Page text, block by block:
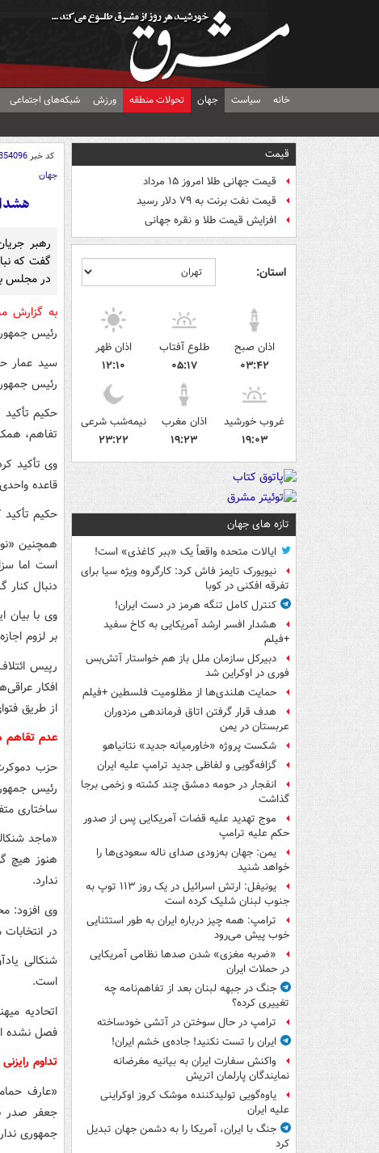
خانه سیاست جهان تحولات منطقه ورزش شبکه‌های اجتماعی
قیمت
قیمت جهانی طلا امروز ۱۵ مرداد
قیمت نفت برنت به ۷۹ دلار رسید
افزایش قیمت طلا و نقره جهانی
استان:
اذان صبح
۰۳:۴۲
طلوع آفتاب
۰۵:۱۷
اذان ظهر
۱۲:۱۰
غروب خورشید
۱۹:۰۳
اذان مغرب
۱۹:۲۳
نیمه‌شب شرعی
۲۳:۲۲
تازه های جهان
ایالات متحده واقعاً یک «ببر کاغذی» است!
نیویورک تایمز فاش کرد: کارگروه ویژه سیا برای
تفرقه افکنی در کوبا
کنترل کامل تنگه هرمز در دست ایران!
هشدار افسر ارشد آمریکایی به کاخ سفید
+فیلم
دبیرکل سازمان ملل باز هم خواستار آتش‌بس
فوری در اوکراین شد
حمایت هلندی‌ها از مظلومیت فلسطین +فیلم
هدف قرار گرفتن اتاق‌ فرماندهی مزدوران
عربستان در یمن
شکست پروژه «خاورمیانه جدید» نتانیاهو
گزافه‌گویی و لفاظی جدید ترامپ علیه ایران
انفجار در حومه دمشق چند کشته و زخمی برجا
گذاشت
موج تهدید علیه قضات آمریکایی پس از صدور
حکم علیه ترامپ
یمن: جهان به‌زودی صدای ناله سعودی‌ها را
خواهد شنید
یونیفل: ارتش اسرائیل در یک روز ۱۱۳ توپ به
جنوب لبنان شلیک کرده است
ترامپ: همه چیز درباره ایران به طور استثنایی
خوب پیش می‌رود
«ضربه مغزی» شدن صدها نظامی آمریکایی
در حملات ایران
جنگ در جبهه لبنان بعد از تفاهم‌نامه چه
تغییری کرده؟
ترامپ در حال سوختن در آتشی خودساخته
ایران را تست نکنید! جاده‌ی خشم ایران!
واکنش سفارت ایران به بیانیه مغرضانه
نمایندگان پارلمان اتریش
یاوه‌گویی تولیدکننده موشک کروز اوکراینی
علیه ایران
جنگ با ایران، آمریکا را به دشمن جهان تبدیل
کرد
کد خبر
جهان
رهبر
گفت که
در مجلس
به گزارش
رئیس
سید عمار
رئیس
حکیم تأکید
تفاهم،
وی تأکید
قاعده
حکیم
همچنین
است اما
دنبال
وی با بیان
بر لزوم
رپیس
افکار
از طریق
عدم تقاهم
حزب
ساختاری
«ماجد
هنوز هیچ
ندارد.
وی افزود:
در انتخابات
شنکالی
است.
اتحادیه
فصل نشده
تداوم
«عارف
جعفر صدر
جمهوری